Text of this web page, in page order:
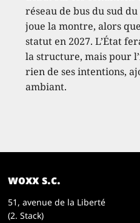
réseau de bus du sud
joue la montre, alors
statut en 2027. L’État
la structure, mais pour
rien de ses intentions,
ambiant.
woxx s.c.
51, avenue de la Liberté
(2. Stack)